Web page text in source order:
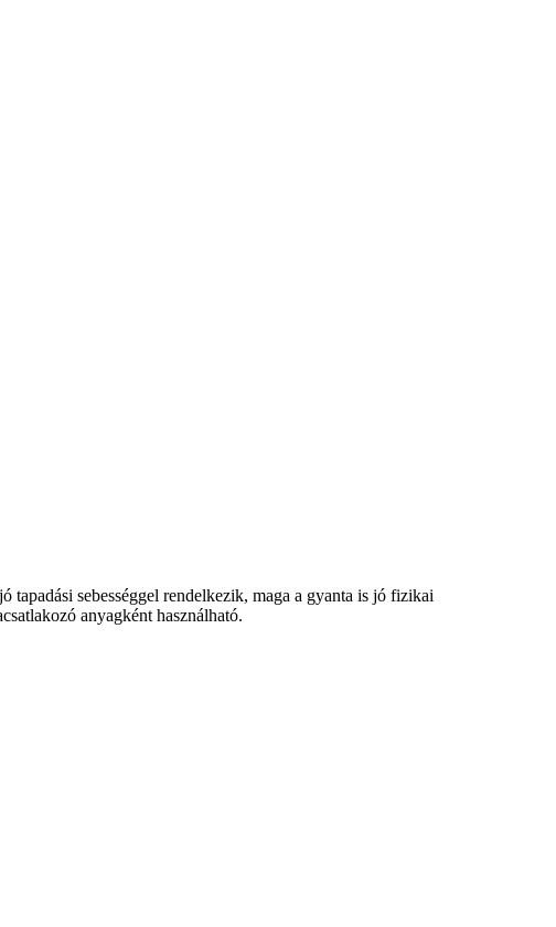
sebességgel rendelkezik, maga a gyanta is jó fizikai
anyagként használható.